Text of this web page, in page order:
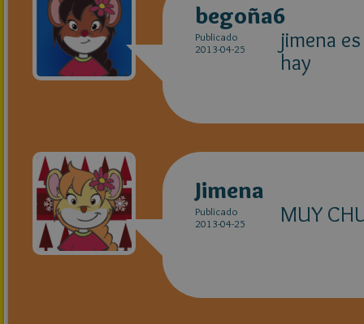
begoña6
Publicado
2013-04-25
jimena
hay
Jimena
Publicado
2013-04-25
MUY